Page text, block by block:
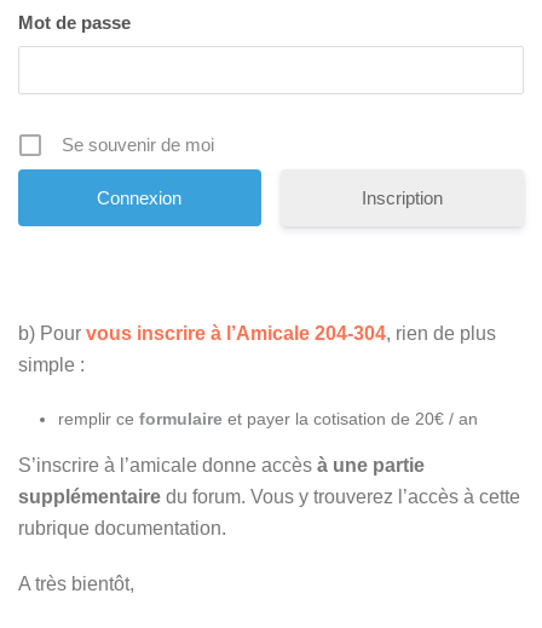
Mot de passe
Se souvenir de moi
Inscription
b) Pour vous inscrire à l’Amicale 204-304, rien de plus
simple :
remplir ce formulaireet payer la cotisation de 20€ / an
S’inscrire à l’amicale donne accès à une partie
supplémentaire du forum. Vous y trouverez l’accès à cette
rubrique documentation.
A très bientôt,